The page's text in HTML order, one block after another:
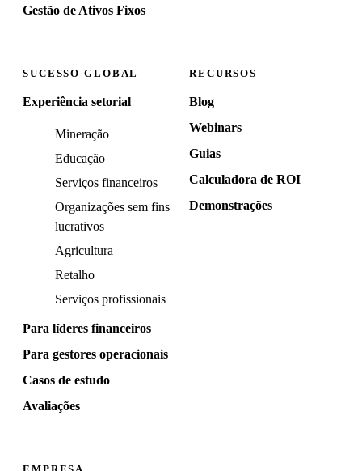
Gestão de Ativos Fixos
SUCESSO GLOBAL
Experiência setorial
Mineração
Educação
Serviços financeiros
Organizações sem fins
lucrativos
Agricultura
Retalho
Serviços profissionais
Para líderes financeiros
Para gestores operacionais
Casos de estudo
Avaliações
RECURSOS
Blog
Webinars
Guias
Calculadora de ROI
Demonstrações